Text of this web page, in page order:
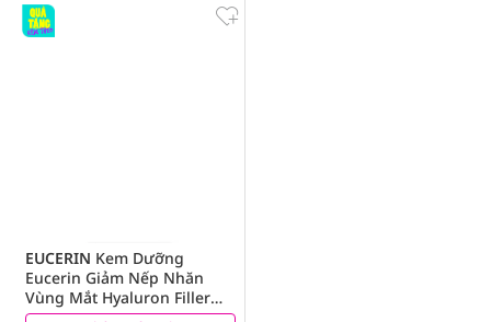
EUCERIN Kem Dưỡng
Eucerin Giảm Nếp Nhăn
Vùng Mắt Hyaluron Filler
Eye Cream SPF15 15ml